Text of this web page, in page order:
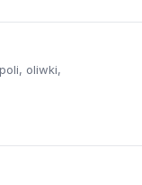
oliwki,